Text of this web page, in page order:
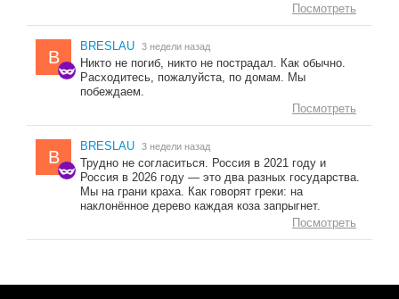
Посмотреть
B
BRESLAU 3 недели назад
Никто не погиб, никто не пострадал. Как обычно.
Расходитесь, пожалуйста, по домам. Мы
побеждаем.
Посмотреть
B
BRESLAU 3 недели назад
Трудно не согласиться. Россия в 2021 году и
Россия в 2026 году — это два разных государства.
Мы на грани краха. Как говорят греки: на
наклонённое дерево каждая коза запрыгнет.
Посмотреть